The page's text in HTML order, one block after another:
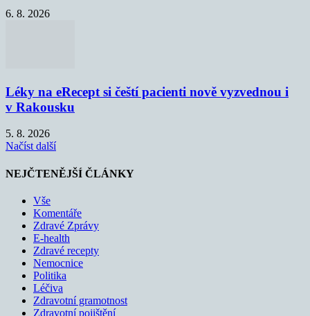
6. 8. 2026
Léky na eRecept si čeští pacienti nově vyzvednou i
v Rakousku
5. 8. 2026
Načíst další
NEJČTENĚJŠÍ ČLÁNKY
Vše
Komentáře
Zdravé Zprávy
E-health
Zdravé recepty
Nemocnice
Politika
Léčiva
Zdravotní gramotnost
Zdravotní pojištění